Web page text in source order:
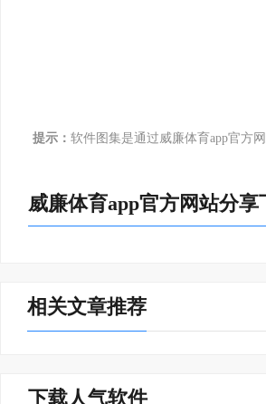
提示： 软件图集是通过威廉体育app官方
威廉体育app官方网站分享
相关文章推荐
下载人气软件